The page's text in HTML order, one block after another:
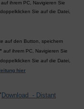
auf ihrem PC, Navigieren Sie
Sie auf die Datei,
auf den Button, speichern
" auf ihrem PC, Navigieren Sie
Sie auf die Datei,
hier
Download - Distant